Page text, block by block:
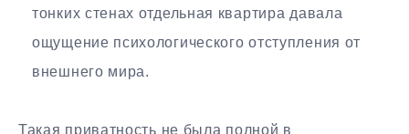
тонких стенах отдельная квартира давала
ощущение психологического отступления от
внешнего мира.
Такая приватность не была полной в